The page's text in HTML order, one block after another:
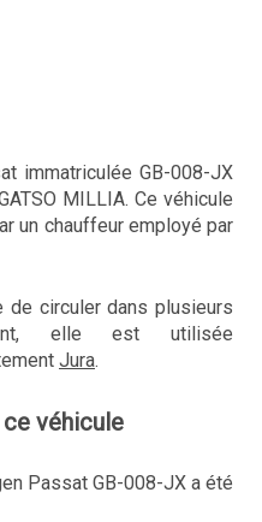
immatriculée GB-008-JX
MILLIA. Ce véhicule
un chauffeur employé par
circuler dans plusieurs
elle est utilisée
Jura.
véhicule
Passat GB-008-JX a été